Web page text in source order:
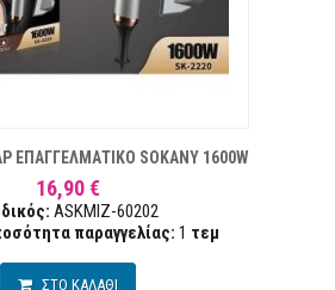
ΕΠΑΓΓΕΛΜΑΤΙΚΟ SOKANY 1600W
16,90 €
ASKMIZ-60202
παραγγελίας: 1 τεμ
ΣΤΟ ΚΑΛΑΘΙ